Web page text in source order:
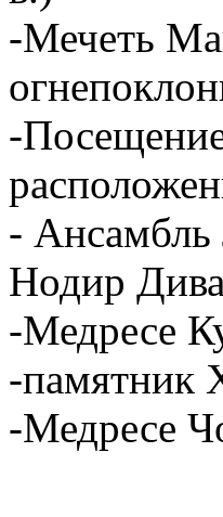
-Мечеть
-
- Ансамбль
Нодир
-Медресе
-памятник
-Медресе